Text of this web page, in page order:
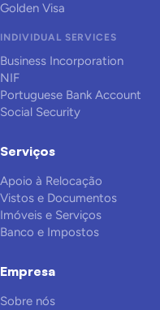
Golden Visa
INDIVIDUAL SERVICES
Business Incorporation
NIF
Portuguese Bank Account
Social Security
Serviços
Apoio à Relocação
Vistos e Documentos
Imóveis e Serviços
Banco e Impostos
Empresa
Sobre nós